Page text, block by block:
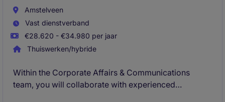
Amstelveen
Vast dienstverband
€28.620 - €34.980 per jaar
Thuiswerken/hybride
Within the Corporate Affairs & Communications
team, you will collaborate with experienced